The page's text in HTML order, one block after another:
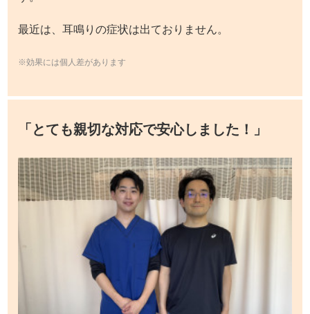
最近は、耳鳴りの症状は出ておりません。
※効果には個人差があります
「とても親切な対応で安心しました！」